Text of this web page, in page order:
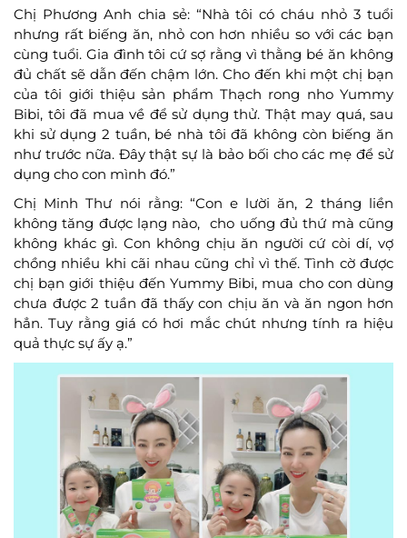
Chị Phương Anh chia sẻ: “Nhà tôi có cháu nhỏ 3 tuổi
nhưng rất biếng ăn, nhỏ con hơn nhiều so với các bạn
cùng tuổi. Gia đình tôi cứ sợ rằng vì thằng bé ăn không
đủ chất sẽ dẫn đến chậm lớn. Cho đến khi một chị bạn
của tôi giới thiệu sản phẩm Thạch rong nho Yummy
Bibi, tôi đã mua về để sử dụng thử. Thật may quá, sau
khi sử dụng 2 tuần, bé nhà tôi đã không còn biếng ăn
như trước nữa. Đây thật sự là bảo bối cho các mẹ để sử
dụng cho con mình đó.”
Chị Minh Thư nói rằng: “Con e lười ăn, 2 tháng liền
không tăng được lạng nào, cho uống đủ thứ mà cũng
không khác gì. Con không chịu ăn người cứ còi dí, vợ
chồng nhiều khi cãi nhau cũng chỉ vì thế. Tình cờ được
chị bạn giới thiệu đến Yummy Bibi, mua cho con dùng
chưa được 2 tuần đã thấy con chịu ăn và ăn ngon hơn
hẳn. Tuy rằng giá có hơi mắc chút nhưng tính ra hiệu
quả thực sự ấy ạ.”